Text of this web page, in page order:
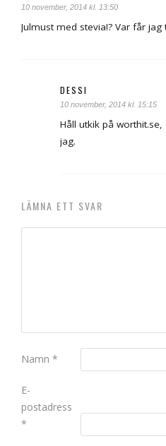
10 november, 2014 kl. 13:50
Julmust med stevia!? Var får jag
DESSI
10 november, 2014 kl. 15:15
Håll utkik på
jag.
LÄMNA ETT SVAR
Namn *
E-
postadress
*